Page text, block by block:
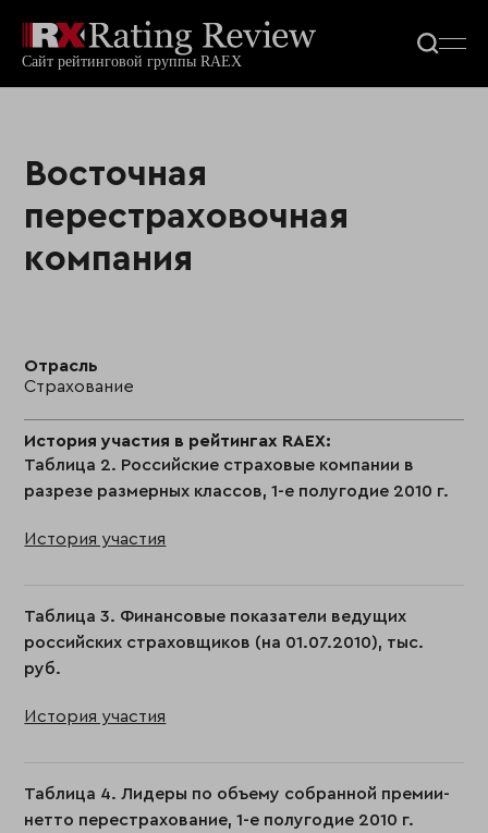
Восточная
перестраховочная
компания
Отрасль
Страхование
История участия в рейтингах RAEX:
Таблица 2. Российские страховые компании в
разрезе размерных классов, 1-е полугодие 2010 г.
История участия
Таблица 3. Финансовые показатели ведущих
российских страховщиков (на 01.07.2010), тыс.
руб.
История участия
Таблица 4. Лидеры по объему собранной премии-
нетто перестрахование, 1-е полугодие 2010 г.